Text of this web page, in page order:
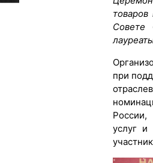
Совете
при
России,
услуг и